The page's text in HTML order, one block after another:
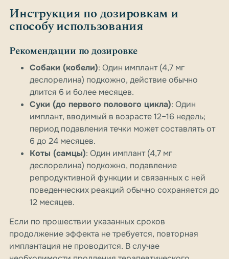
Инструкция по дозировкам и
способу использования
Рекомендации по дозировке
Собаки (кобели): Один имплант (4,7 мг
деслорелина) подкожно, действие обычно
длится 6 и более месяцев.
Суки (до первого полового цикла): Один
имплант, вводимый в возрасте 12–16 недель;
период подавления течки может составлять от
6 до 24 месяцев.
Коты (самцы): Один имплант (4,7 мг
деслорелина) подкожно, подавление
репродуктивной функции и связанных с ней
поведенческих реакций обычно сохраняется до
12 месяцев.
Если по прошествии указанных сроков
продолжение эффекта не требуется, повторная
имплантация не проводится. В случае